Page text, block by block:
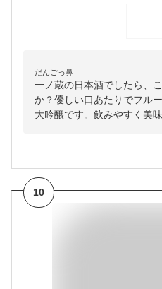
だんごっ鼻
一ノ蔵の日本酒でしたら、
か？優しい口あたりでフル
大吟醸です。飲みやすく美
10